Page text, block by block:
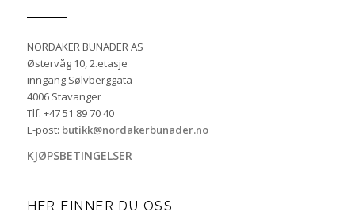
NORDAKER BUNADER AS
Østervåg 10, 2.etasje
inngang Sølvberggata
4006 Stavanger
Tlf. +47 51 89 70 40
E-post: butikk@nordakerbunader.no
KJØPSBETINGELSER
HER FINNER DU OSS